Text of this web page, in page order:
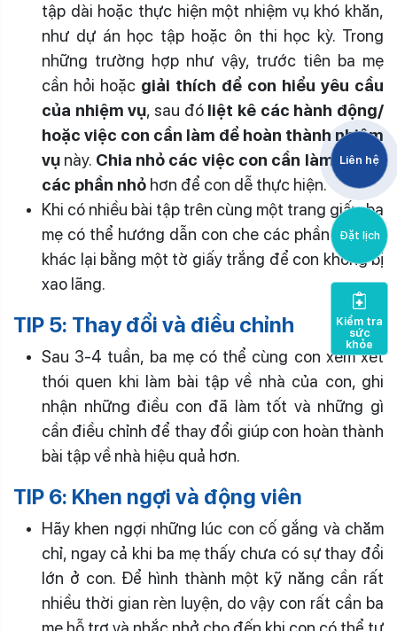
tập dài hoặc thực hiện một nhiệm vụ khó khăn,
như dự án học tập hoặc ôn thi học kỳ. Trong
những trường hợp như vậy, trước tiên ba mẹ
cần hỏi hoặc giải thích để con hiểu yêu cầu
của nhiệm vụ, sau đó liệt kê các hành động/
hoặc việc con cần làm để hoàn thành nhiệm
vụ này. Chia nhỏ các việc con cần làm thành
các phần nhỏ hơn để con dễ thực hiện.
Khi có nhiều bài tập trên cùng một trang giấy, ba
mẹ có thể hướng dẫn con che các phần bài tập
khác lại bằng một tờ giấy trắng để con không bị
xao lãng.
TIP 5: Thay đổi và điều chỉnh
Sau 3-4 tuần, ba mẹ có thể cùng con xem xét
thói quen khi làm bài tập về nhà của con, ghi
nhận những điều con đã làm tốt và những gì
cần điều chỉnh để thay đổi giúp con hoàn thành
bài tập về nhà hiệu quả hơn.
TIP 6: Khen ngợi và động viên
Hãy khen ngợi những lúc con cố gắng và chăm
chỉ, ngay cả khi ba mẹ thấy chưa có sự thay đổi
lớn ở con. Để hình thành một kỹ năng cần rất
nhiều thời gian rèn luyện, do vậy con rất cần ba
Liên hệ
Đặt lịch
Kiểm tra
sức
khỏe